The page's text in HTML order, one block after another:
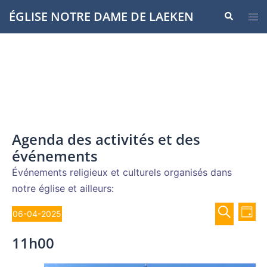
Aller
auÉGLISE NOTRE DAME DE LAEKEN
le
Agenda des activités et des
événements
Événements religieux et culturels organisés dans
notre église et ailleurs:
Évènements
for
et
de
de
JOUR
06-04-2025
une
11h00